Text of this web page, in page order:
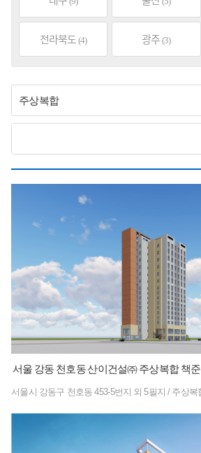
전라북도 (4) 광주 (3)
주상복합
서울 강동 천호동 산이건설㈜ 주상복합 책
서울시 강동구 천호동 453-5번지 외 5필지/ 주상복